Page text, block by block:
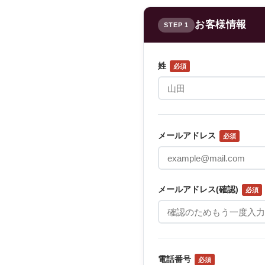
STEP 1 お客様情報
姓 必須
メールアドレス 必須
メールアドレス(確認) 必須
電話番号 必須